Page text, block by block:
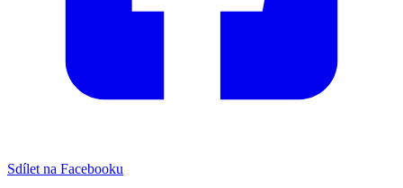
Sdílet na Facebooku